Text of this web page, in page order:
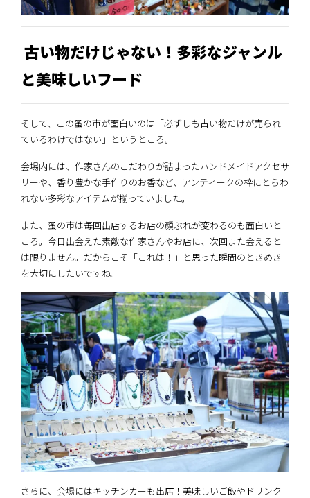
古い物だけじゃない！多彩なジャンル
と美味しいフード
そして、この蚤の市が面白いのは「必ずしも古い物だけが売られ
ているわけではない」というところ。
会場内には、作家さんのこだわりが詰まったハンドメイドアクセサ
リーや、香り豊かな手作りのお香など、アンティークの枠にとらわ
れない多彩なアイテムが揃っていました。
また、蚤の市は毎回出店するお店の顔ぶれが変わるのも面白いと
ころ。今日出会えた素敵な作家さんやお店に、次回また会えると
は限りません。だからこそ「これは！」と思った瞬間のときめき
を大切にしたいですね。
さらに、会場にはキッチンカーも出店！美味しいご飯やドリンク